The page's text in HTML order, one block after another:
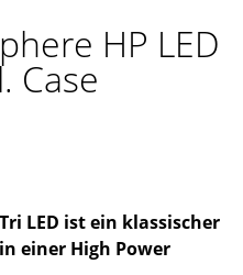
HP LED
Case
LED ist ein klassischer
einer High Power